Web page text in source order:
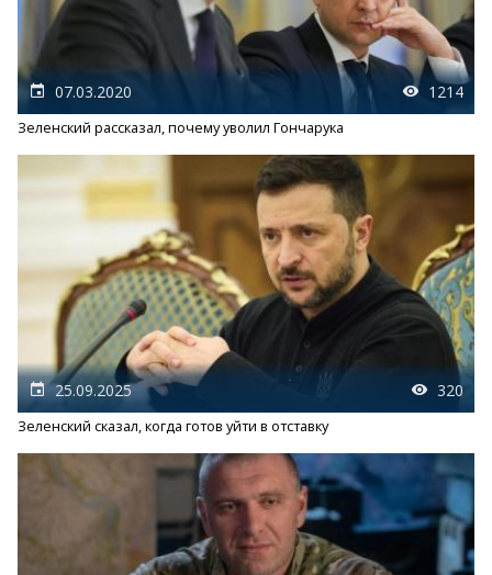
07.03.2020 1214
Зеленский рассказал, почему уволил Гончарука
25.09.2025 320
Зеленский сказал, когда готов уйти в отставку